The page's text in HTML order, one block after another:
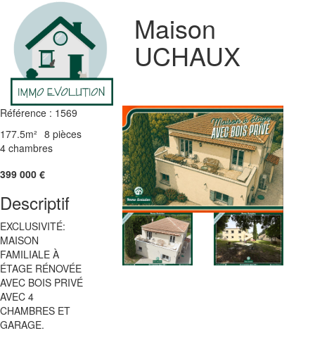
Maison
UCHAUX
Référence : 1569
177.5m² 8 pièces
4 chambres
399 000 €
Descriptif
EXCLUSIVITÉ:
MAISON
FAMILIALE À
ÉTAGE RÉNOVÉE
AVEC BOIS PRIVÉ
AVEC 4
CHAMBRES ET
GARAGE.